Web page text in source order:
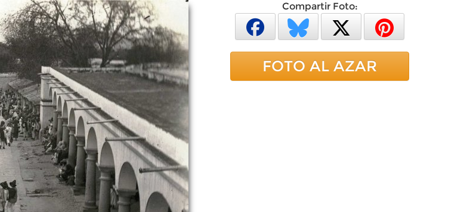
Compartir Foto:
FOTO AL AZAR